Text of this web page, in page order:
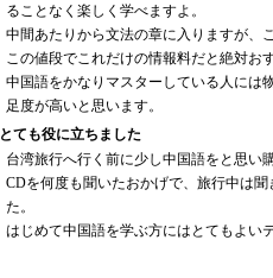
ることなく楽しく学べますよ。
中間あたりから文法の章に入りますが、
この値段でこれだけの情報料だと絶対
中国語をかなりマスターしている人には
足度が高いと思います。
とても役に立ちました
台湾旅行へ行く前に少し中国語をと思い
CDを何度も聞いたおかげで、旅行中は
た。
はじめて中国語を学ぶ方にはとてもよい